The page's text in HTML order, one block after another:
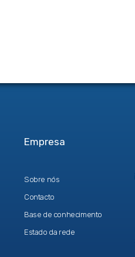
Empresa
Sobre nós
Contacto
Base de conhecimento
Estado da rede